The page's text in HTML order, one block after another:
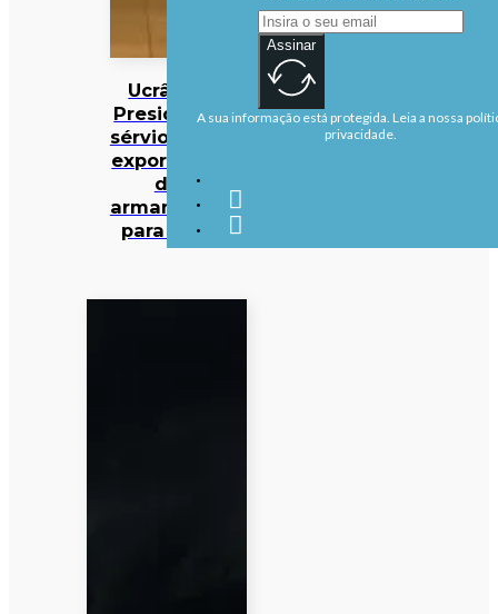
Ucrânia:
Presidente
sérvio nega
exportação
de
armamento
para Kiev
Assinar
A sua informação está protegida. Leia a nossa
privacidade.